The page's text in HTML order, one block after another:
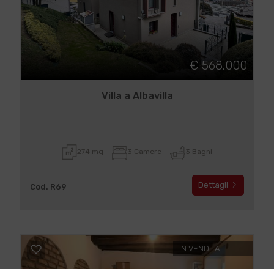
€ 568.000
Villa a Albavilla
274 mq 3 Camere 3 Bagni
Cod. R69 Dettagli
IN VENDITA